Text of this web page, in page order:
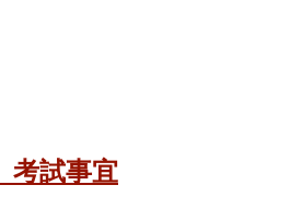
考試事宜